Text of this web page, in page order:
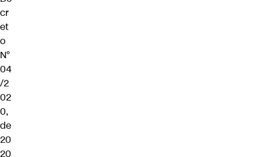
cr
et
o
N°
04
/2
02
0,
de
20
20